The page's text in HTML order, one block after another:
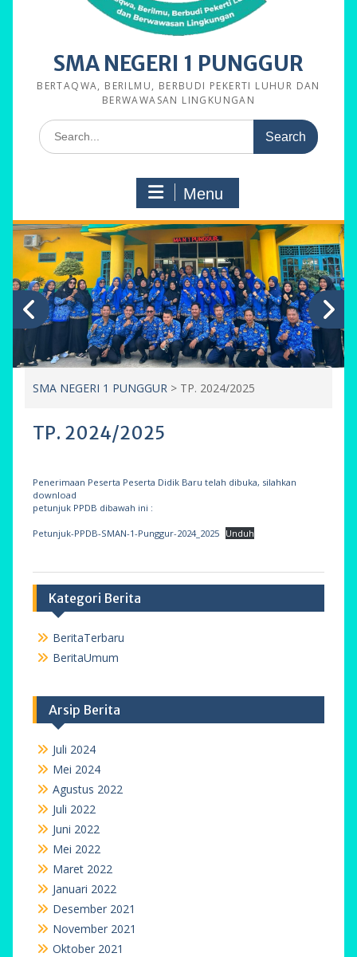
SMA NEGERI 1 PUNGGUR
BERTAQWA, BERILMU, BERBUDI PEKERTI LUHUR DAN
BERWAWASAN LINGKUNGAN
Search
for:
Menu
SMA NEGERI 1 PUNGGUR> TP. 2024/2025
TP. 2024/2025
Penerimaan Peserta Peserta Didik Baru telah dibuka, silahkan
download
petunjuk PPDB dibawah ini :
Petunjuk-PPDB-SMAN-1-Punggur-2024_2025 Unduh
Kategori Berita
BeritaTerbaru
BeritaUmum
Arsip Berita
Juli 2024
Mei 2024
Agustus 2022
Juli 2022
Juni 2022
Mei 2022
Maret 2022
Januari 2022
Desember 2021
November 2021
Oktober 2021